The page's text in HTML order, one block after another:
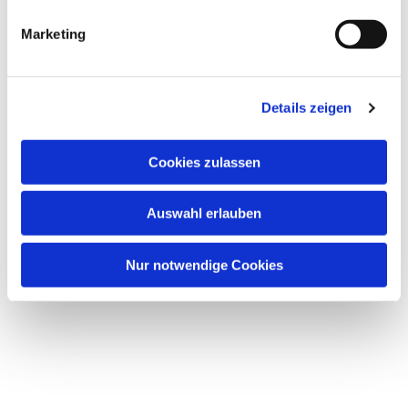
Marketing
Details zeigen
Cookies zulassen
Auswahl erlauben
Nur notwendige Cookies
Dies könnte Sie auch
interessieren